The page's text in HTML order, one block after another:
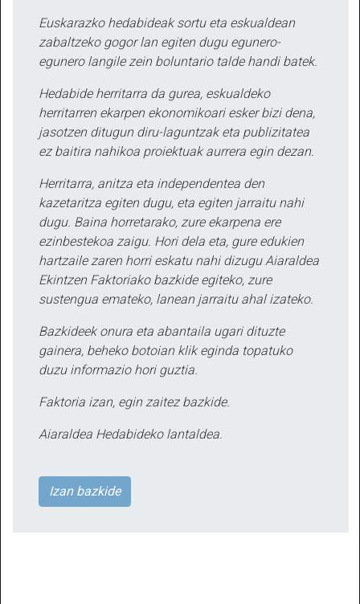
Euskarazko hedabideak sortu eta eskualdean
zabaltzeko gogor lan egiten dugu egunero-
egunero langile zein boluntario talde handi batek.
Hedabide herritarra da gurea, eskualdeko
herritarren ekarpen ekonomikoari esker bizi dena,
jasotzen ditugun diru-laguntzak eta publizitatea
ez baitira nahikoa proiektuak aurrera egin dezan.
Herritarra, anitza eta independentea den
kazetaritza egiten dugu, eta egiten jarraitu nahi
dugu. Baina horretarako, zure ekarpena ere
ezinbestekoa zaigu. Hori dela eta, gure edukien
hartzaile zaren horri eskatu nahi dizugu Aiaraldea
Ekintzen Faktoriako bazkide egiteko, zure
sustengua emateko, lanean jarraitu ahal izateko.
Bazkideek onura eta abantaila ugari dituzte
gainera, beheko botoian klik eginda topatuko
duzu informazio hori guztia.
Faktoria izan, egin zaitez bazkide.
Aiaraldea Hedabideko lantaldea.
Izan bazkide